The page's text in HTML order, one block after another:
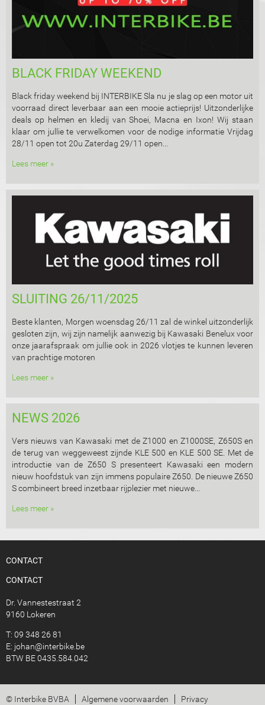
BLACK FRIDAY WEEKEND
Black friday weekend bij INTERBIKE Sla nu je slag op een motor uit
voorraad direct leverbaar aan een mooie actieprijs! Uitzonderlijke
deals op helmen en kledij van Shoei, Macna en Ixon! Wij staan
klaar om jullie te verwelkomen voor de nodige informatie Vrijdag
28/11 open tot 20u Zaterdag 29/11 open...
Lees meer »
SLUITING 26/11/2025
Beste klanten, Morgen woensdag 26/11 zal de winkel uitzonderlijk
gesloten zijn, wij zijn namelijk aanwezig bij Kawasaki Benelux voor
onze jaarafspraak om jullie ook in 2026 vlotjes te kunnen leveren
van prachtige motoren
Lees meer »
NEWS 2026
Vers nieuws van Kawasaki met de Z1000 en Z1000SE, Z650S en
de terug van weggeweest zijnde KLE 500 en KLE 500 SE. Met de
introductie van de Z650 S presenteert Kawasaki een modern
nieuw hoofdstuk van zijn immens populaire Z650. De nieuwe Z650
S combineert breed inzetbaar rijplezier met nieuwe...
Lees meer »
CONTACT
CONTACT
Dr. Vannestestraat 2
9160 Lokeren
T: 09 348 26 81
E: johan@interbike.be
BTW BE 0435.584.042
© Interbike BVBA Algemene voorwaarden Privacy